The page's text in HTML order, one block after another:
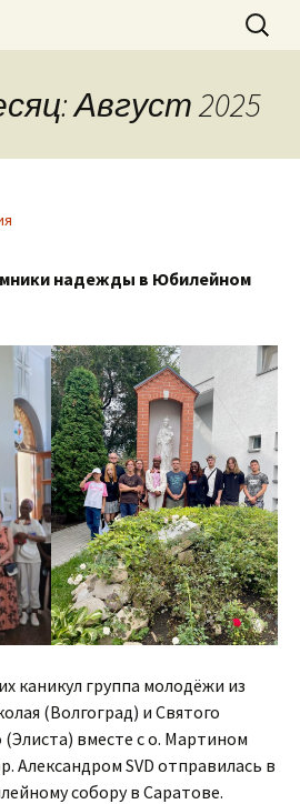
Климента Найти:
Август 2025
надежды в Юбилейном
каникул группа молодёжи из
(Волгоград) и Святого
(Элиста) вместе с о. Мартином
Александром SVD отправилась в
собору в Саратове.